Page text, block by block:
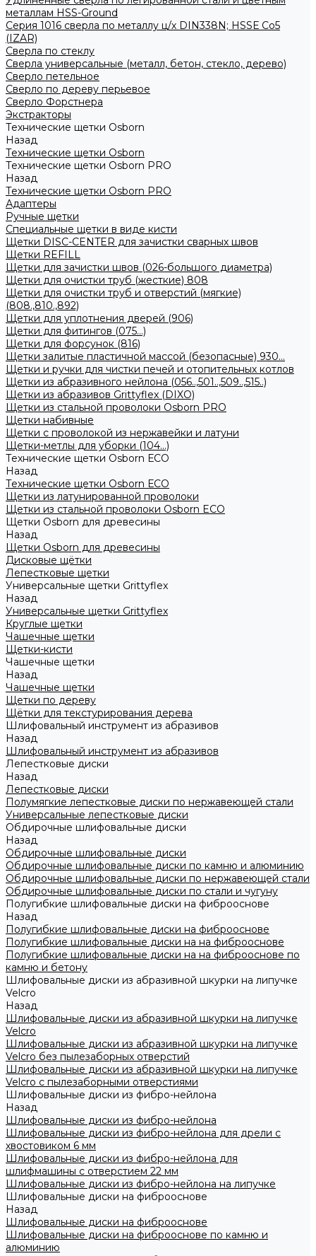
металлам HSS-Ground
Серия 1016 сверла по металлу ц/х DIN338N; HSSЕ Со5
(IZAR)
Сверла по стеклу
Сверла универсальные (металл, бетон, стекло, дерево)
Сверло петельное
Сверло по дереву перьевое
Сверло Форстнера
Экстракторы
Технические щетки Osborn
Назад
Технические щетки Osborn
Технические щетки Osborn PRO
Назад
Технические щетки Osborn PRO
Адаптеры
Ручные щетки
Специальные щетки в виде кисти
Щетки DISC-CENTER для зачистки сварных швов
Щетки REFILL
Щетки для зачистки швов (026-большого диаметра)
Щетки для очистки труб (жесткие) 808
Щетки для очистки труб и отверстий (мягкие)
(808.,810.,892)
Щетки для уплотнения дверей (906)
Щетки для фитингов (075...)
Щетки для форсунок (816)
Щетки залитые пластичной массой (безопасные) 930...
Щетки и ручки для чистки печей и отопительных котлов
Щетки из абразивного нейлона (056..,501..,509..,515..)
Щетки из абразивов Grittyflex (DIXO)
Щетки из стальной проволоки Osborn PRO
Щетки набивные
Щетки с проволокой из нержавейки и латуни
Щетки-метлы для уборки (104...)
Технические щетки Osborn ЕСО
Назад
Технические щетки Osborn ЕСО
Щетки из латунированной проволоки
Щетки из стальной проволоки Osborn ECO
Щетки Osborn для древесины
Назад
Щетки Osborn для древесины
Дисковые щётки
Лепестковые щетки
Универсальные щетки Grittyflex
Назад
Универсальные щетки Grittyflex
Круглые щетки
Чашечные щетки
Щетки-кисти
Чашечные щетки
Назад
Чашечные щетки
Щетки по дереву
Щётки для текстурирования дерева
Шлифовальный инструмент из абразивов
Назад
Шлифовальный инструмент из абразивов
Лепестковые диски
Назад
Лепестковые диски
Полумягкие лепестковые диски по нержавеющей стали
Универсальные лепестковые диски
Обдирочные шлифовальные диски
Назад
Обдирочные шлифовальные диски
Обдирочные шлифовальные диски по камню и алюминию
Обдирочные шлифовальные диски по нержавеющей стали
Обдирочные шлифовальные диски по стали и чугуну
Полугибкие шлифовальные диски на фиброоснове
Назад
Полугибкие шлифовальные диски на фиброоснове
Полугибкие шлифовальные диски на на фиброоснове
Полугибкие шлифовальные диски на на фиброоснове по
камню и бетону
Шлифовальные диски из абразивной шкурки на липучке
Velcro
Назад
Шлифовальные диски из абразивной шкурки на липучке
Velcro
Шлифовальные диски из абразивной шкурки на липучке
Velcro без пылезаборных отверстий
Шлифовальные диски из абразивной шкурки на липучке
Velcro с пылезаборными отверстиями
Шлифовальные диски из фибро-нейлона
Назад
Шлифовальные диски из фибро-нейлона
Шлифовальные диски из фибро-нейлона для дрели с
хвостовиком 6 мм
Шлифовальные диски из фибро-нейлона для
шлифмашины с отверстием 22 мм
Шлифовальные диски из фибро-нейлона на липучке
Шлифовальные диски на фиброоснове
Назад
Шлифовальные диски на фиброоснове
Шлифовальные диски на фиброоснове по камню и
алюминию